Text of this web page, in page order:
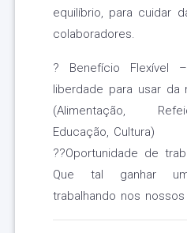
equilíbrio, para cuidar
colaboradores.
? Benefício Flexível
liberdade para usar da
(Alimentação,
Educação, Cultura)
??Oportunidade de
Que tal ganhar
trabalhando nos